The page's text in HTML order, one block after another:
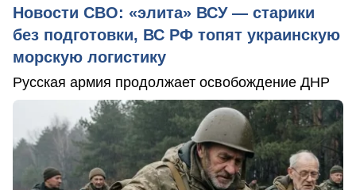
Новости СВО: «элита» ВСУ — старики
без подготовки, ВС РФ топят украинскую
морскую логистику
Русская армия продолжает освобождение ДНР